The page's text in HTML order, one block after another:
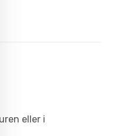
eller i